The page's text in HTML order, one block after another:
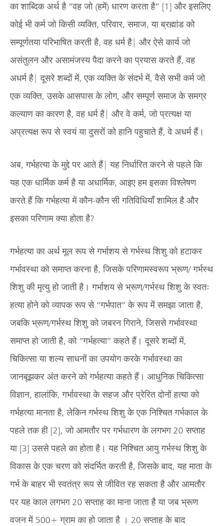
का शाब्दिक अर्थ है “वह जो (हमें) धारण करता है” [1] और इसलिए
कोई भी कर्म जो किसी व्यक्ति, परिवार, समाज, या ब्रह्मांड को
सम्पूर्णतया परिभाषित करती है, वह धर्म है| और ऐसे कार्य जो
असंतुलन और असामंजस्य पैदा करने का प्रयास करते हैं, वह
अधर्म है| दूसरे शब्दों में, एक व्यक्ति के संदर्भ में, वैसे सभी कर्म जो
एक व्यक्ति, उसके आसपास के लोग, और सम्पूर्ण समाज के समग्र
कल्याण का कारण है, वह धर्म है| और वे कर्म, जो प्रत्यक्ष या
अप्रत्यक्ष रूप से स्वयं या दुसरों को हानि पहुचाते हैं, वे अधर्म हैं।
अब, गर्भहत्या के मुद्दे पर आते हैं| यह निर्धारित करने से पहले कि
यह एक धार्मिक कर्म है या अधार्मिक, आइए हम इसका विश्लेषण
करते हैं कि गर्भहत्या में कौन-कौन सी गतिविधियाँ शामिल है और
इसका परिणाम क्या होता है?
गर्भहत्या का अर्थ मूल रूप से गर्भाशय से गर्भस्थ शिशु को हटाकर
गर्भावस्था को समाप्त करना है, जिसके परिणामस्वरूप भ्रूण/ गर्भस्थ
शिशु की मृत्यु हो जाती है। गर्भाशय से भ्रूण/गर्भस्थ शिशु के स्वतः
हत्या होने को व्यापक रूप से “गर्भपात” के रूप में समझा जाता है,
जबकि भ्रूण/गर्भस्थ शिशु को जबरन गिराने, जिससे गर्भावस्था
समाप्त हो जाती है, को “गर्भहत्या” कहते हैं। दूसरे शब्दों में,
चिकित्सा या शल्य साधनों का उपयोग करके गर्भावस्था का
जानबूझकर अंत करने को गर्भहत्या कहते हैं। आधुनिक चिकित्सा
विज्ञान, हालांकि, गर्भावस्था के सहज और प्रेरित दोनों हत्या को
गर्भहत्या मानता है, लेकिन गर्भस्थ शिशु के एक निश्चित गर्भकाल के
पहले तक ही [2], जो आमतौर पर गर्भधारण के लगभग 20 सप्ताह
या [3] उससे पहले का होता है। यह निश्चित आयु गर्भस्थ शिशु के
विकास के एक चरण को संदर्भित करती है, जिसके बाद, यह माता के
गर्भ के बाहर भी स्वतंत्र रूप से जीवित रह सकता है और आमतौर
पर यह काल लगभग 20 सप्ताह का माना जाता है या जब भ्रूण
वजन में 500+ ग्राम का हो जाता है । 20 सप्ताह के बाद